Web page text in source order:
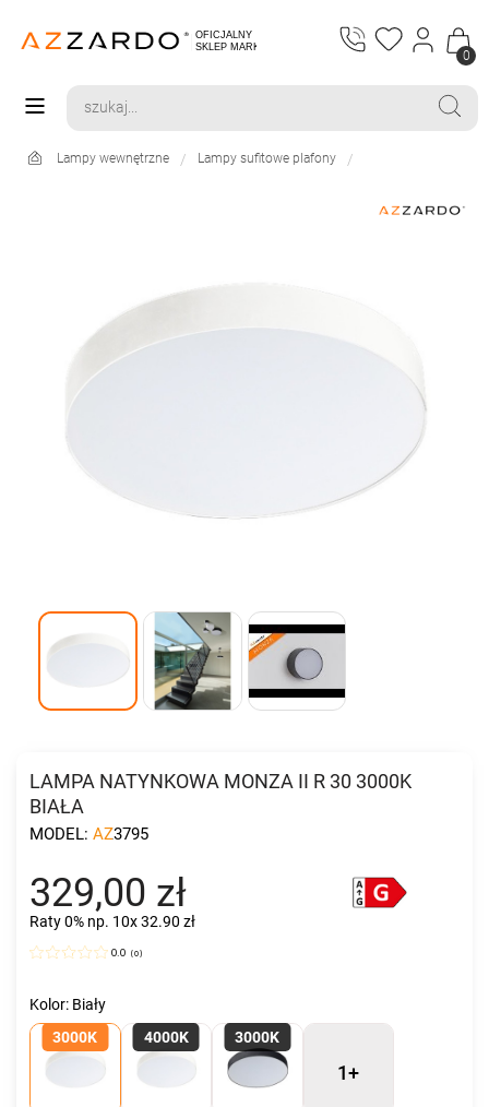
0
Lampy wewnętrzne Lampy sufitowe plafony
LAMPA NATYNKOWA MONZA II R 30 3000K
BIAŁA
MODEL: AZ3795
329,00 zł
Raty 0% np. 10x 32.90 zł
0.0 (0)
Kolor: Biały
3000K
4000K 3000K
1+